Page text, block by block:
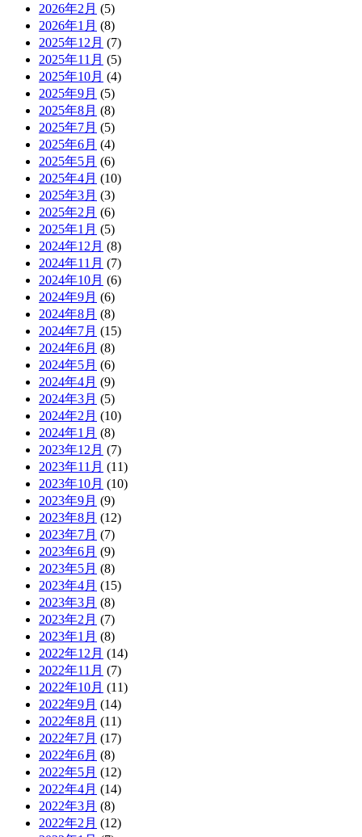
2026年2月 (5)
2026年1月 (8)
2025年12月 (7)
2025年11月 (5)
2025年10月 (4)
2025年9月 (5)
2025年8月 (8)
2025年7月 (5)
2025年6月 (4)
2025年5月 (6)
2025年4月 (10)
2025年3月 (3)
2025年2月 (6)
2025年1月 (5)
2024年12月 (8)
2024年11月 (7)
2024年10月 (6)
2024年9月 (6)
2024年8月 (8)
2024年7月 (15)
2024年6月 (8)
2024年5月 (6)
2024年4月 (9)
2024年3月 (5)
2024年2月 (10)
2024年1月 (8)
2023年12月 (7)
2023年11月 (11)
2023年10月 (10)
2023年9月 (9)
2023年8月 (12)
2023年7月 (7)
2023年6月 (9)
2023年5月 (8)
2023年4月 (15)
2023年3月 (8)
2023年2月 (7)
2023年1月 (8)
2022年12月 (14)
2022年11月 (7)
2022年10月 (11)
2022年9月 (14)
2022年8月 (11)
2022年7月 (17)
2022年6月 (8)
2022年5月 (12)
2022年4月 (14)
2022年3月 (8)
2022年2月 (12)